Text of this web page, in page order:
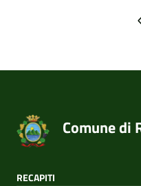
Pagina
Comune di
RECAPITI